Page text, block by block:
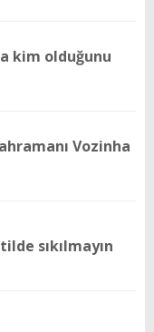
kim olduğunu
Vozinha
sıkılmayın